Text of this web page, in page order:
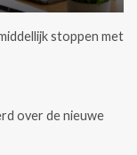
stoppen met
over de nieuwe